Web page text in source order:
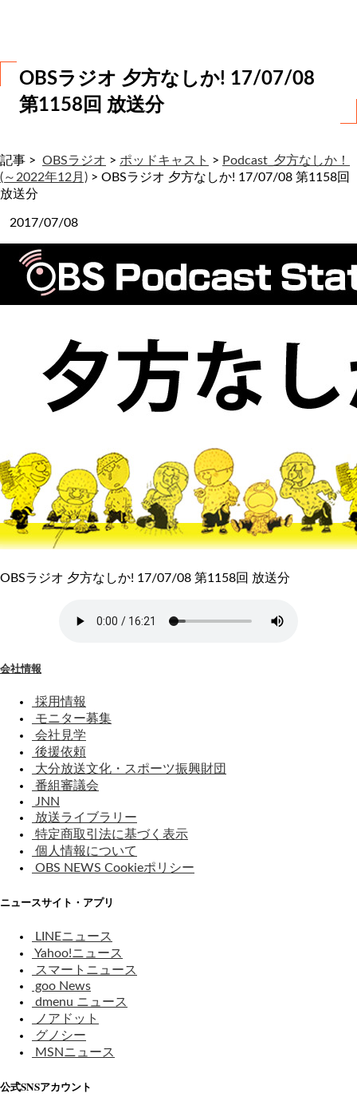
OBSラジオ 夕方なしか! 17/07/08
第1158回 放送分
記事 > OBSラジオ > ポッドキャスト > Podcast_夕方なしか！
(～2022年12月) > OBSラジオ 夕方なしか! 17/07/08 第1158回
放送分
2017/07/08
OBSラジオ 夕方なしか! 17/07/08 第1158回 放送分
会社情報
採用情報
モニター募集
会社見学
後援依頼
大分放送文化・スポーツ振興財団
番組審議会
JNN
放送ライブラリー
特定商取引法に基づく表示
個人情報について
OBS NEWS Cookieポリシー
ニュースサイト・アプリ
LINEニュース
Yahoo!ニュース
スマートニュース
goo News
dmenu ニュース
ノアドット
グノシー
MSNニュース
公式SNSアカウント